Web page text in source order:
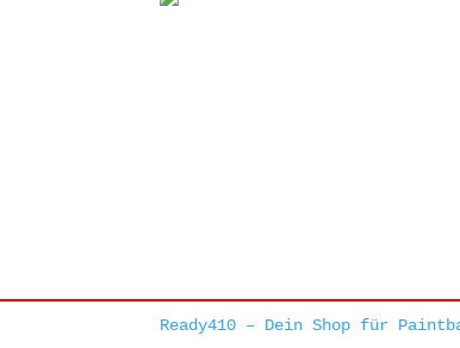
Ready410 – Dein Shop für